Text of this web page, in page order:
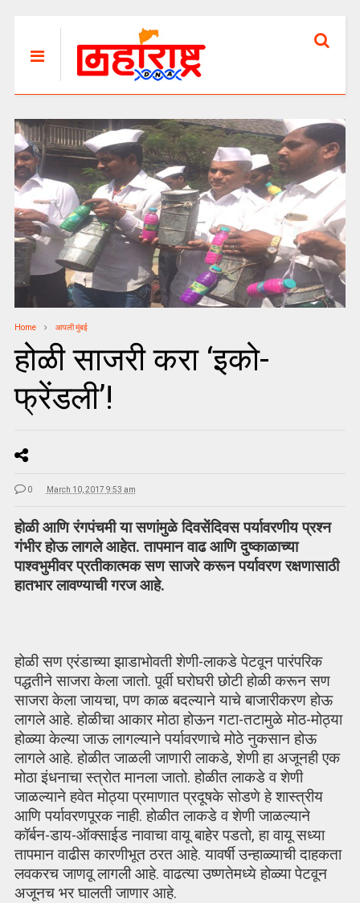
Home आपली मुंबई
होळी साजरी करा ‘इको-
फ्रेंडली’!
0 March 10, 2017 9:53 am
होळी आणि रंगपंचमी या सणांमुळे दिवसेंदिवस पर्यावरणीय प्रश्‍न
गंभीर होऊ लागले आहेत. तापमान वाढ आणि दुष्काळाच्या
पाश्वभुमीवर प्रतीकात्मक सण साजरे करून पर्यावरण रक्षणासाठी
हातभार लावण्याची गरज आहे.
होळी सण एरंडाच्या झाडाभोवती शेणी-लाकडे पेटवून पारंपरिक
पद्धतीने साजरा केला जातो. पूर्वी घरोघरी छोटी होळी करून सण
साजरा केला जायचा, पण काळ बदल्याने याचे बाजारीकरण होऊ
लागले आहे. होळीचा आकार मोठा होऊन गटा-तटामुळे मोठ-मोठ्या
होळ्या केल्या जाऊ लागल्याने पर्यावरणाचे मोठे नुकसान होऊ
लागले आहे. होळीत जाळली जाणारी लाकडे, शेणी हा अजूनही एक
मोठा इंधनाचा स्त्रोत मानला जातो. होळीत लाकडे व शेणी
जाळल्याने हवेत मोठ्या प्रमाणात प्रदूषके सोडणे हे शास्त्रीय
आणि पर्यावरणपूरक नाही. होळीत लाकडे व शेणी जाळल्याने
कॉर्बन-डाय-ऑक्साईड नावाचा वायू बाहेर पडतो, हा वायू सध्या
तापमान वाढीस कारणीभूत ठरत आहे. यावर्षी उन्हाळ्याची दाहकता
लवकरच जाणवू लागली आहे. वाढत्या उष्णतेमध्ये होळ्या पेटवून
अजूनच भर घालती जाणार आहे.